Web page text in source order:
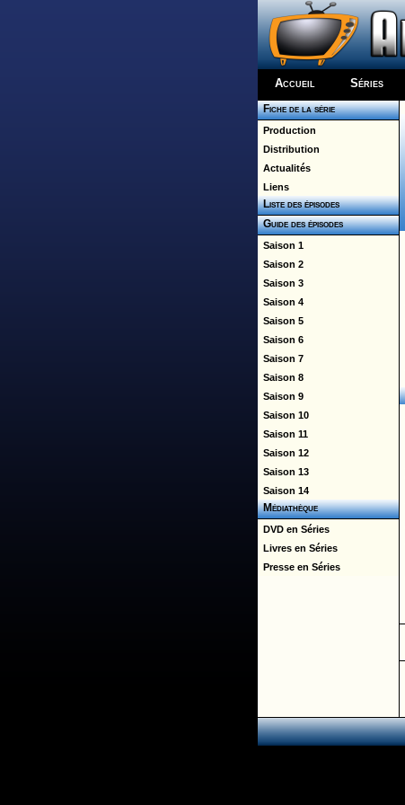
Accueil Séries
Fiche de la série
Production
Distribution
Actualités
Liens
Liste des épisodes
Guide des épisodes
Saison 1
Saison 2
Saison 3
Saison 4
Saison 5
Saison 6
Saison 7
Saison 8
Saison 9
Saison 10
Saison 11
Saison 12
Saison 13
Saison 14
Médiathèque
DVD en Séries
Livres en Séries
Presse en Séries